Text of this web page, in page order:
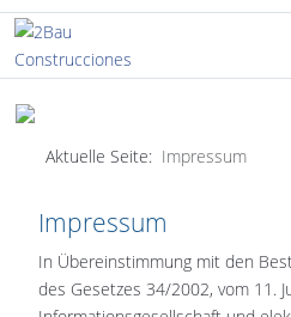
Aktuelle Seite: Impressum
Sprache auswählen
Impressum
In Übereinstimmung mit den
des Gesetzes 34/2002, vom 11.